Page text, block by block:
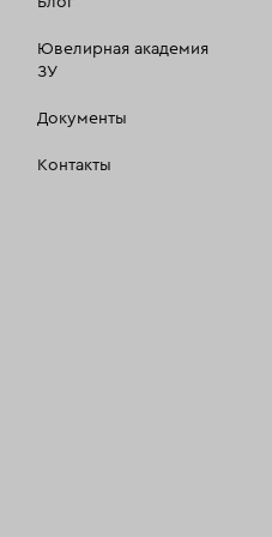
Ювелирная академия
ЗУ
Документы
Контакты